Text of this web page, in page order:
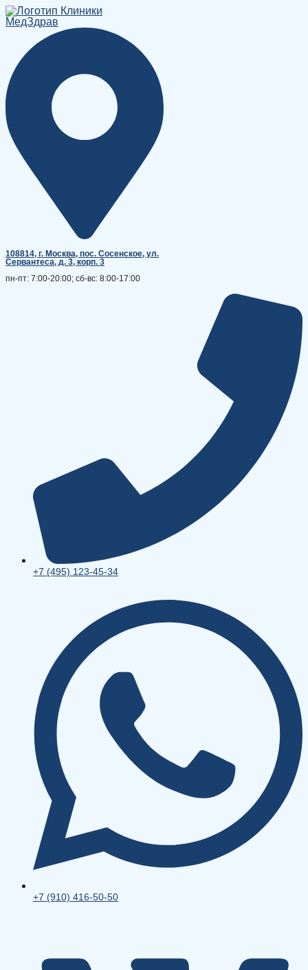
Перейти
к
содержимому
108814, г. Москва, поc. Сосенское, ул.
Сервантеса, д. 3, корп. 3
пн-пт: 7:00-20:00; сб-вс: 8:00-17:00
+7 (495) 123-45-34
+7 (910) 416-50-50